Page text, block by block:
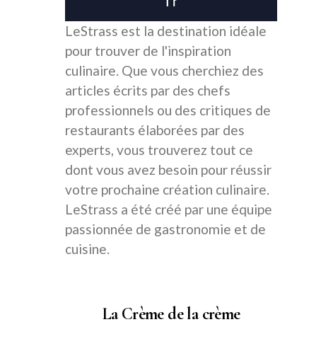
LeStrass est la destination idéale
pour trouver de l'inspiration
culinaire. Que vous cherchiez des
articles écrits par des chefs
professionnels ou des critiques de
restaurants élaborées par des
experts, vous trouverez tout ce
dont vous avez besoin pour réussir
votre prochaine création culinaire.
LeStrass a été créé par une équipe
passionnée de gastronomie et de
cuisine.
La Crème de la crème